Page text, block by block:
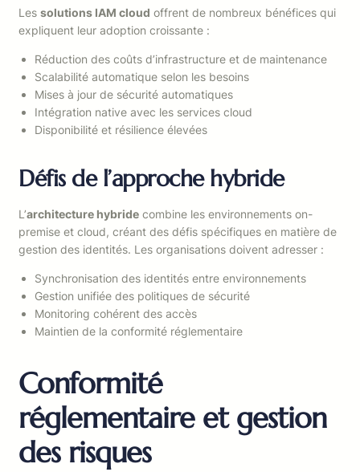
Les solutions IAM cloud offrent de nombreux bénéfices qui
expliquent leur adoption croissante :
Réduction des coûts d’infrastructure et de maintenance
Scalabilité automatique selon les besoins
Mises à jour de sécurité automatiques
Intégration native avec les services cloud
Disponibilité et résilience élevées
Défis de l’approche hybride
L’architecture hybride combine les environnements on-
premise et cloud, créant des défis spécifiques en matière de
gestion des identités. Les organisations doivent adresser :
Synchronisation des identités entre environnements
Gestion unifiée des politiques de sécurité
Monitoring cohérent des accès
Maintien de la conformité réglementaire
Conformité
réglementaire et gestion
des risques